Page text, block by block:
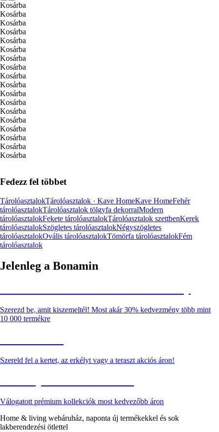
Kosárba
Kosárba
Kosárba
Kosárba
Kosárba
Kosárba
Kosárba
Kosárba
Kosárba
Kosárba
Kosárba
Kosárba
Kosárba
Kosárba
Kosárba
Kosárba
Kosárba
Kosárba
Fedezz fel többet
TárolóasztalokTárolóasztalok · Kave HomeKave HomeFehér
tárolóasztalokTárolóasztalok tölgyfa dekorralModern
tárolóasztalokFekete tárolóasztalokTárolóasztalok szettbenKerek
tárolóasztalokSzögletes tárolóasztalokNégyszögletes
tárolóasztalokOvális tárolóasztalokTömörfa tárolóasztalokFém
tárolóasztalok
Jelenleg a Bonamin
Szerezd be, amit kiszemeltél! Most akár 30% kedvezmény több mint
10 000 termékre
Szereld fel a kertet, az erkélyt vagy a teraszt akciós áron!
Válogatott prémium kollekciók most kedvezőbb áron
Home & living webáruház, naponta új termékekkel és sok
lakberendezési ötlettel